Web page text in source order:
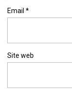
Email *
Site web